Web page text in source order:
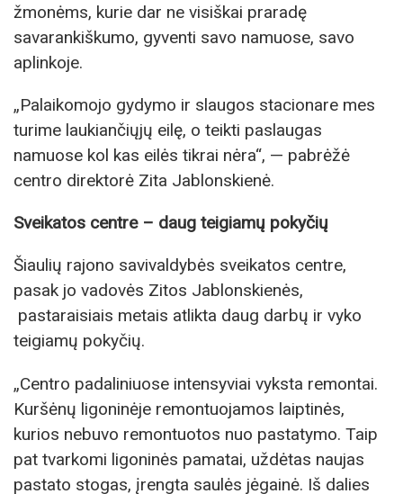
žmonėms, kurie dar ne visiškai praradę
savarankiškumo, gyventi savo namuose, savo
aplinkoje.
„Palaikomojo gydymo ir slaugos stacionare mes
turime laukiančiųjų eilę, o teikti paslaugas
namuose kol kas eilės tikrai nėra“, — pabrėžė
centro direktorė Zita Jablonskienė.
Sveikatos centre – daug teigiamų pokyčių
Šiaulių rajono savivaldybės sveikatos centre,
pasak jo vadovės Zitos Jablonskienės,
pastaraisiais metais atlikta daug darbų ir vyko
teigiamų pokyčių.
„Centro padaliniuose intensyviai vyksta remontai.
Kuršėnų ligoninėje remontuojamos laiptinės,
kurios nebuvo remontuotos nuo pastatymo. Taip
pat tvarkomi ligoninės pamatai, uždėtas naujas
pastato stogas, įrengta saulės jėgainė. Iš dalies